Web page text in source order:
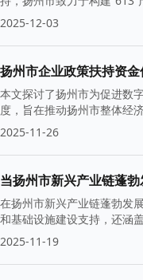
2025-12-03
扬州市企业政策扶持资
本文探讨了扬州市为促进数
度，旨在推动扬州市整体经
2025-11-26
当扬州市新兴产业链蓬
在扬州市新兴产业链蓬勃发
和基础设施建设支持，还涵
2025-11-19